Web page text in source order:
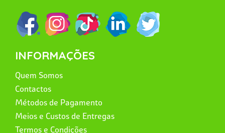
INFORMAÇÕES
Quem Somos
Contactos
Métodos de Pagamento
Meios e Custos de Entregas
Termos e Condições